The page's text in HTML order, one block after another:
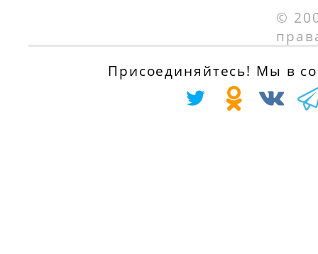
©
Присоединяйтесь! Мы в